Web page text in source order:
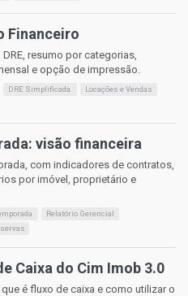
Financeiro
resumo por categorias,
e opção de impressão.
DRE Simplificada
Locações e Vendas
visão financeira
com indicadores de contratos,
por imóvel, proprietário e
Relatório Gerencial
Caixa do Cim Imob 3.0
é fluxo de caixa e como utilizar o